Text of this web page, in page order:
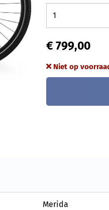
€ 799,00
Niet op
Merida